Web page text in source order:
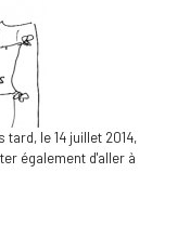
tard, le 14 juillet 2014,
également d'aller à